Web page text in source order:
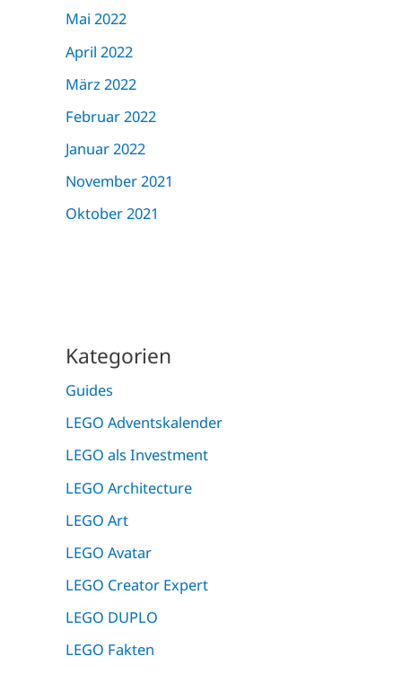
Mai 2022
April 2022
März 2022
Februar 2022
Januar 2022
November 2021
Oktober 2021
Kategorien
Guides
LEGO Adventskalender
LEGO als Investment
LEGO Architecture
LEGO Art
LEGO Avatar
LEGO Creator Expert
LEGO DUPLO
LEGO Fakten